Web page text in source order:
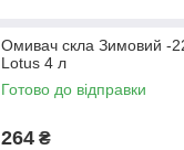
Омивач скла Зимовий -
Lotus 4 л
Готово до відправки
264 ₴